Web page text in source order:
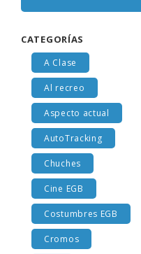
A Clase
Al recreo
Aspecto actual
AutoTracking
Chuches
Cine EGB
Costumbres EGB
Cromos